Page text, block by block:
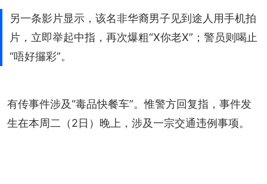
另一条影片显示，该名非华裔男子见到途人用手机拍
片，立即举起中指，再次爆粗“X你老X”；警员则喝止
“唔好攞彩”。
有传事件涉及“毒品快餐车”。惟警方回复指，事件发
生在本周二（2日）晚上，涉及一宗交通违例事项。